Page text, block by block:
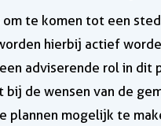
te komen tot een
hierbij actief
adviserende rol in dit
de wensen van de
plannen mogelijk te